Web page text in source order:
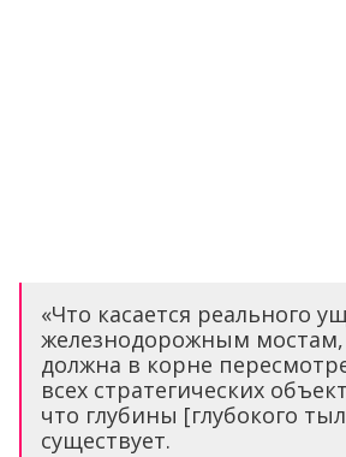
«Что касается реального
железнодорожным мостам,
должна в корне
всех стратегических
что глубины [глубокого
существует.